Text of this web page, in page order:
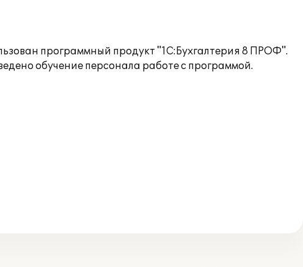
программный продукт "1С:Бухгалтерия 8 ПРОФ".
обучение персонала работе с программой.